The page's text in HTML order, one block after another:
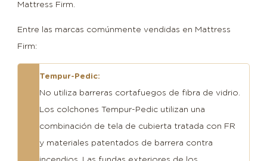
de
calidad
7
hacer
quitado
Mattress Firm.
Entre las marcas comúnmente vendidas en Mattress
Firm:
Tempur-Pedic:
No utiliza barreras cortafuegos de fibra de vidrio.
Los colchones Tempur-Pedic utilizan una
combinación de tela de cubierta tratada con FR
y materiales patentados de barrera contra